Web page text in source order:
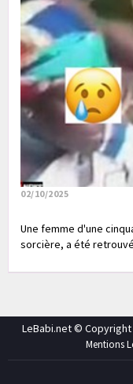
02/10/2025
Une femme d'une
sorcière, a été
LeBabi.net © Copyright
Mentions